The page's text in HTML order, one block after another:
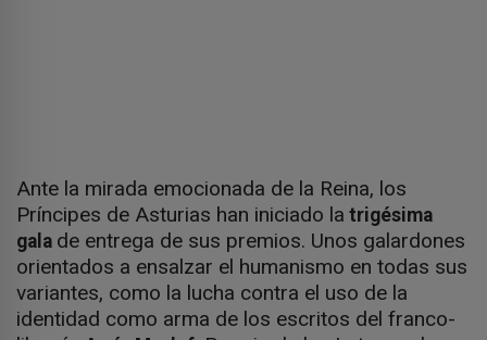
Ante la mirada emocionada de la Reina, los
Príncipes de Asturias han iniciado la trigésima
gala de entrega de sus premios. Unos galardones
orientados a ensalzar el humanismo en todas sus
variantes, como la lucha contra el uso de la
identidad como arma de los escritos del franco-